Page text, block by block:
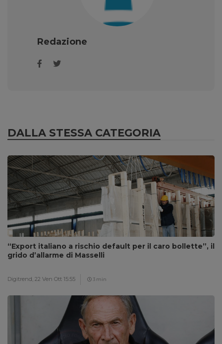
Redazione
DALLA STESSA CATEGORIA
“Export italiano a rischio default per il caro bollette”, il
grido d’allarme di Masselli
Digitrend, 22 Ven Ott 15:55 3 min